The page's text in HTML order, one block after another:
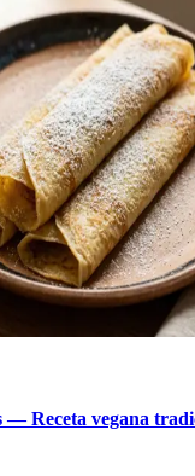
— Receta vegana